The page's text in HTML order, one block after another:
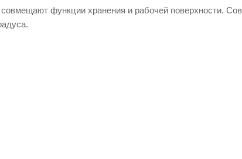
функции хранения и рабочей поверхности.